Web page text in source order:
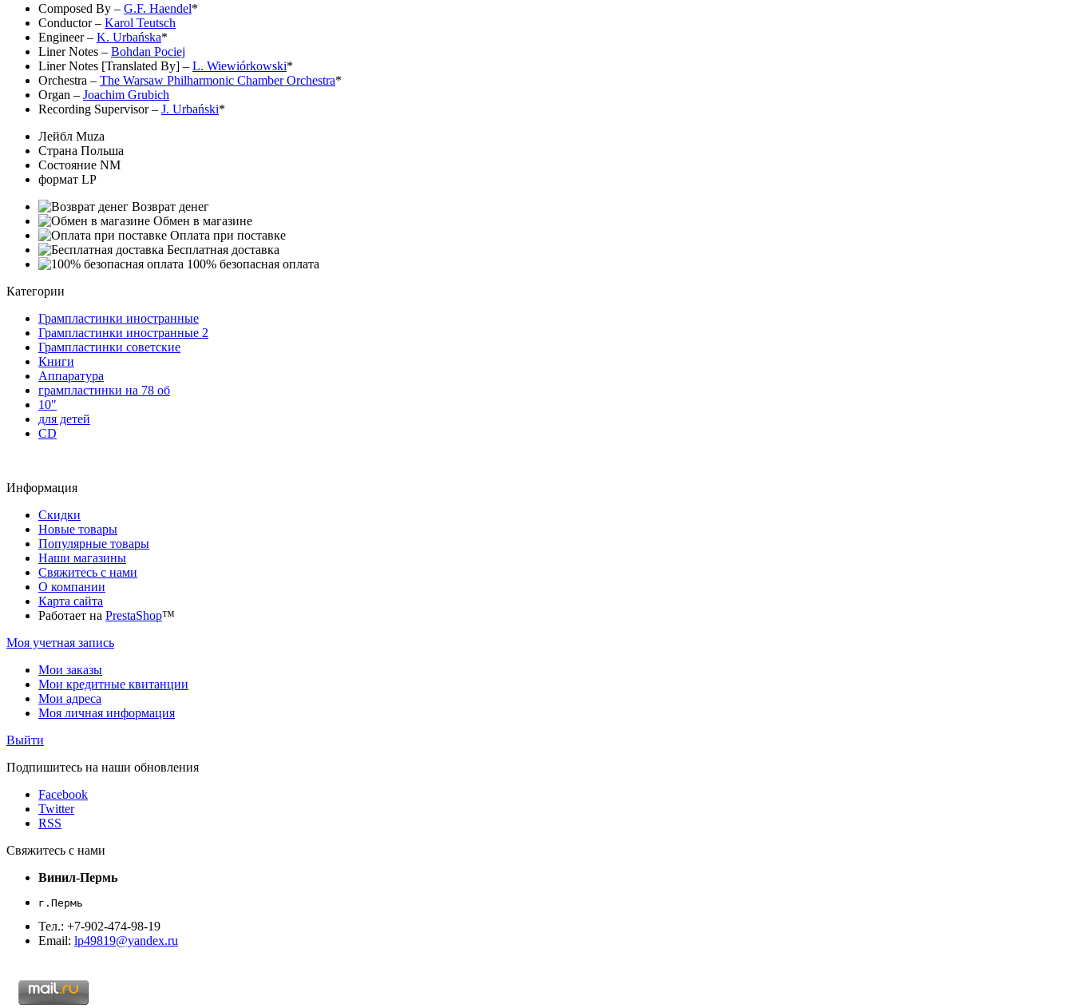
Composed By – G.F. Haendel*
Conductor– Karol Teutsch
Engineer– K. Urbańska*
Liner Notes – Bohdan Pociej
Liner Notes [Translated By] – L. Wiewiórkowski*
Orchestra – The Warsaw Philharmonic Chamber Orchestra*
Organ – Joachim Grubich
Recording Supervisor– J. Urbański*
Лейбл Muza
Страна Польша
Состояние NM
формат LP
Возврат денег
Обмен в магазине
Оплата при поставке
Бесплатная доставка
100% безопасная оплата
Категории
Грампластинки иностранные
Грампластинки иностранные 2
Грампластинки советские
Книги
Аппаратура
грампластинки на 78 об
10"
для детей
CD
Информация
Скидки
Новые товары
Популярные товары
Наши магазины
Свяжитесь с нами
О компании
Карта сайта
Работает на PrestaShop™
Моя учетная запись
Мои заказы
Мои кредитные квитанции
Мои адреса
Моя личная информация
Выйти
Подпишитесь на наши обновления
Facebook
Twitter
RSS
Свяжитесь с нами
Винил-Пермь
г.Пермь
Тел.: +7-902-474-98-19
Email: lp49819@yandex.ru